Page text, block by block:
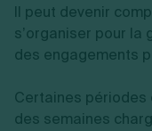
Il peut devenir
s’organiser pour la
des engagements
Certaines périodes
des semaines